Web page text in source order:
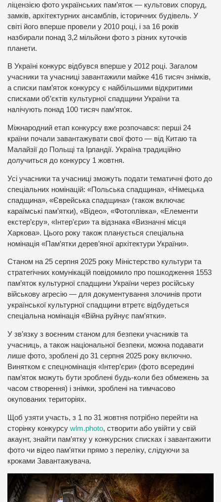
ліцензією фото українських пам’яток — культових споруд,
замків, архітектурних ансамблів, історичних будівель. У
світі його вперше провели у 2010 році, і за 16 років
назбирали понад 3,2 мільйони фото з різних куточків
планети.
В Україні конкурс відбувся вперше у 2012 році. Загалом
учасники та учасниці завантажили майже 416 тисяч знімків,
а списки пам’яток конкурсу є найбільшими відкритими
списками об’єктів культурної спадщини України та
налічують понад 100 тисяч пам’яток.
Міжнародний етап конкурсу вже розпочався: перші 24
країни почали завантажувати свої фото — від Китаю та
Малайзії до Польщі та Ірландії. Україна традиційно
долучиться до конкурсу 1 жовтня.
Усі учасники та учасниці зможуть подати тематичні фото до
спеціальних номінацій: «Польська спадщина», «Німецька
спадщина», «Єврейська спадщина» (також включає
караїмські пам’ятки), «Відео», «Фотоплівка», «Елементи
екстер’єру», «Інтер’єри» та відзнака «Визначні місця
Харкова». Цього року також планується спеціальна
номінація «Пам’ятки дерев’яної архітектури України».
Станом на 25 серпня 2025 року Міністерство культури та
стратегічних комунікацій повідомило про пошкодження 1553
пам’яток культурної спадщини України через російську
військову агресію — для документування злочинів проти
української культурної спадщини втретє відбудеться
спеціальна номінація «Війна руйнує пам’ятки».
У зв’язку з воєнним станом для безпеки учасників та
учасниць, а також національної безпеки, можна подавати
лише фото, зроблені до 31 серпня 2025 року включно.
Винятком є спецномінація «Інтер’єри» (фото всередині
пам’яток можуть бути зроблені будь-коли без обмежень за
часом створення) і знімки, зроблені на тимчасово
окупованих територіях.
Щоб узяти участь, з 1 по 31 жовтня потрібно перейти на
сторінку конкурсу wlm.photo, створити або увійти у свій
акаунт, знайти пам’ятку у конкурсних списках і завантажити
фото чи відео пам’ятки прямо з переліку, слідуючи за
кроками Завантажувача.